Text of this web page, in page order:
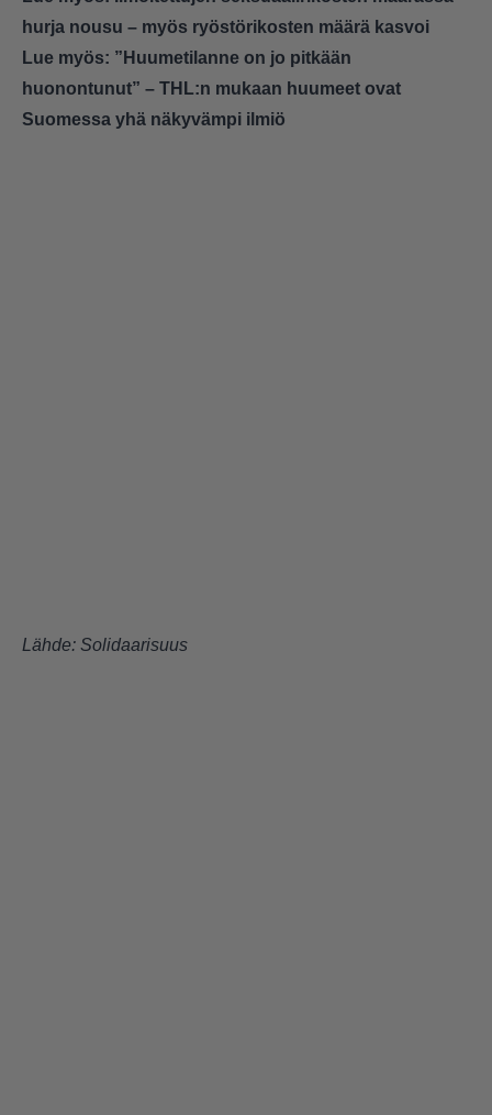
hurja nousu – myös ryöstörikosten määrä kasvoi
Lue myös: ”Huumetilanne on jo pitkään
huonontunut” – THL:n mukaan huumeet ovat
Suomessa yhä näkyvämpi ilmiö
Lähde: Solidaarisuus